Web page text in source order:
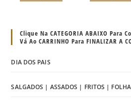
Clique Na CATEGORIA ABAIXO Para
Vá Ao CARRINHO Para FINALIZAR A
DIA DOS PAIS
SALGADOS | ASSADOS | FRITOS |